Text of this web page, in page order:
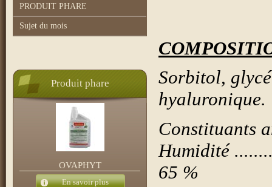
PRODUIT PHARE
Sujet du mois
Produit phare
OVAPHYT
En savoir plus
Sorbitol,
hyaluronique.
Constituants
Humidité
65 %